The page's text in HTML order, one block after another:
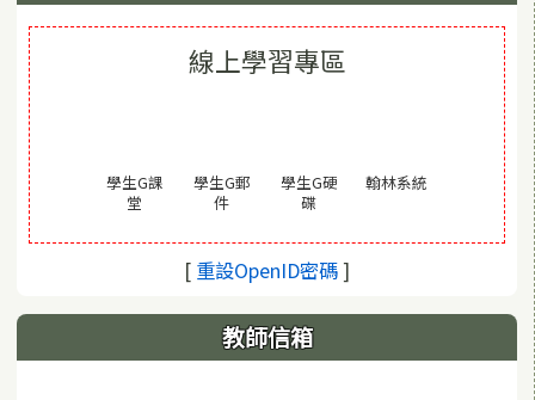
線上學習專區
學生G課
堂
學生G郵
件(另開視窗)
學生G硬
碟(另開視窗)
翰林系統(另開視窗)
[ 重設OpenID密碼(另開視窗)
]
教師信箱